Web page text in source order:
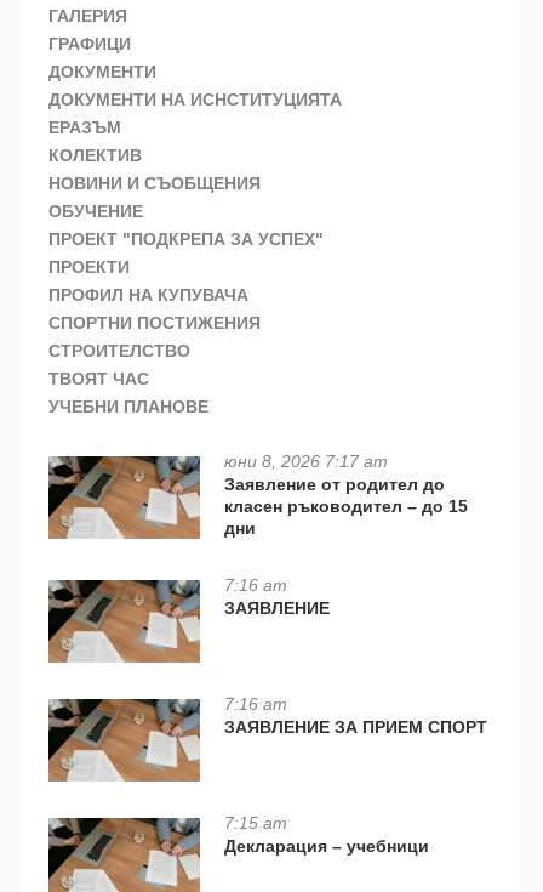
ГАЛЕРИЯ
ГРАФИЦИ
ДОКУМЕНТИ
ДОКУМЕНТИ НА ИСНСТИТУЦИЯТА
ЕРАЗЪМ
КОЛЕКТИВ
НОВИНИ И СЪОБЩЕНИЯ
ОБУЧЕНИЕ
ПРОЕКТ "ПОДКРЕПА ЗА УСПЕХ"
ПРОЕКТИ
ПРОФИЛ НА КУПУВАЧА
СПОРТНИ ПОСТИЖЕНИЯ
СТРОИТЕЛСТВО
ТВОЯТ ЧАС
УЧЕБНИ ПЛАНОВЕ
юни 8, 2026 7:17 am
Заявление от родител до
класен ръководител – до 15
дни
7:16 am
ЗАЯВЛЕНИЕ
7:16 am
ЗАЯВЛЕНИЕ ЗА ПРИЕМ СПОРТ
7:15 am
Декларация – учебници